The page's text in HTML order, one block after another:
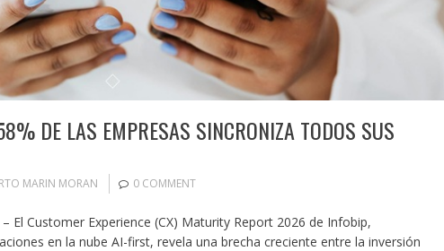
DE LAS EMPRESAS SINCRONIZA TODOS SUS
MARIN MORAN 0 COMMENT
El Customer Experience (CX) Maturity Report 2026 de Infobip,
en la nube AI-first, revela una brecha creciente entre la inversión